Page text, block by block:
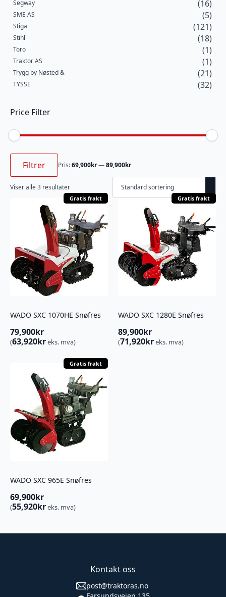
Segway (16)
SME AS (5)
Stiga (121)
Stihl (18)
Toro (1)
Traktor AS (1)
Trygg by Nøsted & (21)
TYSSE (32)
Price Filter
Min.
Makspris
Filtrer Pris:69,900kr—89,900kr
Viser alle 3 resultater
Gratis frakt
WADO SXC 1070HE Snøfres
79,900kr
(63,920kreks. mva)
Gratis frakt
WADO SXC 1280E Snøfres
89,900kr
(71,920kreks. mva)
Gratis frakt
WADO SXC 965E Snøfres
69,900kr
(55,920kreks. mva)
Kontakt oss
post@traktoras.no